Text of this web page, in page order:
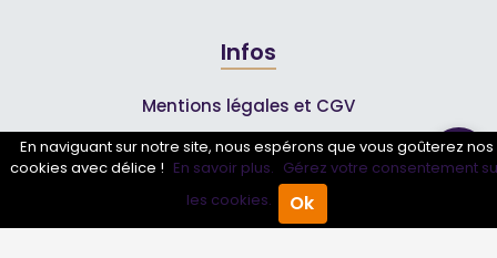
Annuaire Pro Agenda
Infos
Mentions légales et CGV
Suivez-nous
En naviguant sur notre site, nous espérons que vous goûterez nos
cookies avec délice ! En savoir plus. Gérez votre consentement
les cookies.
Ok